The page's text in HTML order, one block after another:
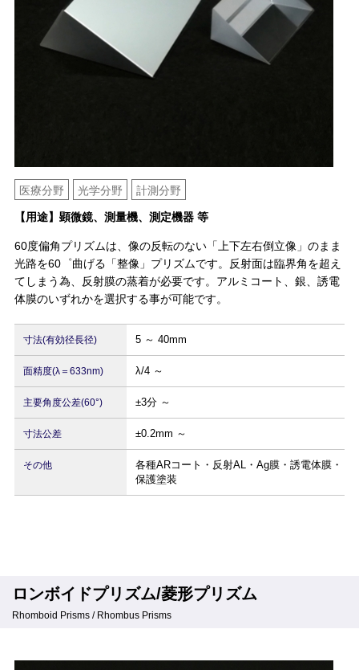
医療分野 光学分野 計測分野
【用途】顕微鏡、測量機、測定機器 等
60度偏角プリズムは、像の反転のない「上下左右倒立像」のまま
光路を60゜曲げる「整像」プリズムです。反射面は臨界角を超え
てしまう為、反射膜の蒸着が必要です。アルミコート、銀、誘電
体膜のいずれかを選択する事が可能です。
寸法(有効径長径) 5 ～ 40mm
面精度(λ＝633nm) λ/4 ～
主要角度公差(60°) ±3分 ～
寸法公差 ±0.2mm ～
その他
各種ARコート・反射AL・Ag膜・誘電体膜・
保護塗装
ロンボイドプリズム/菱形プリズム
Rhomboid Prisms / Rhombus Prisms